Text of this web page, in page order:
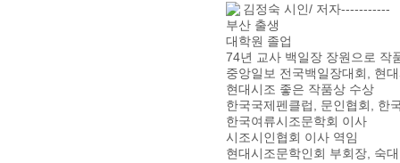
김정숙 시인/ 저자-----------
부산 출생
대학원 졸업
74년 교사 백일장 장원으로 작
중앙일보 전국백일장대회, 현
현대시조 좋은 작품상 수상
한국국제펜클럽, 문인협회, 한
한국여류시조문학회 이사
시조시인협회 이사 역임
현대시조문학인회 부회장, 숙